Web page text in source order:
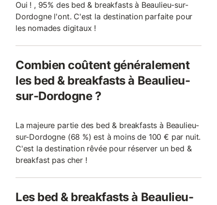
Oui ! , 95% des bed & breakfasts à Beaulieu-sur-
Dordogne l'ont. C'est la destination parfaite pour
les nomades digitaux !
Combien coûtent généralement
les bed & breakfasts à Beaulieu-
sur-Dordogne ?
La majeure partie des bed & breakfasts à Beaulieu-
sur-Dordogne (68 %) est à moins de 100 € par nuit.
C'est la destination rêvée pour réserver un bed &
breakfast pas cher !
Les bed & breakfasts à Beaulieu-